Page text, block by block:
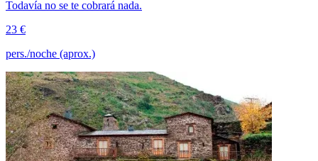
Todavía no se te cobrará nada.
23 €
pers./noche (aprox.)